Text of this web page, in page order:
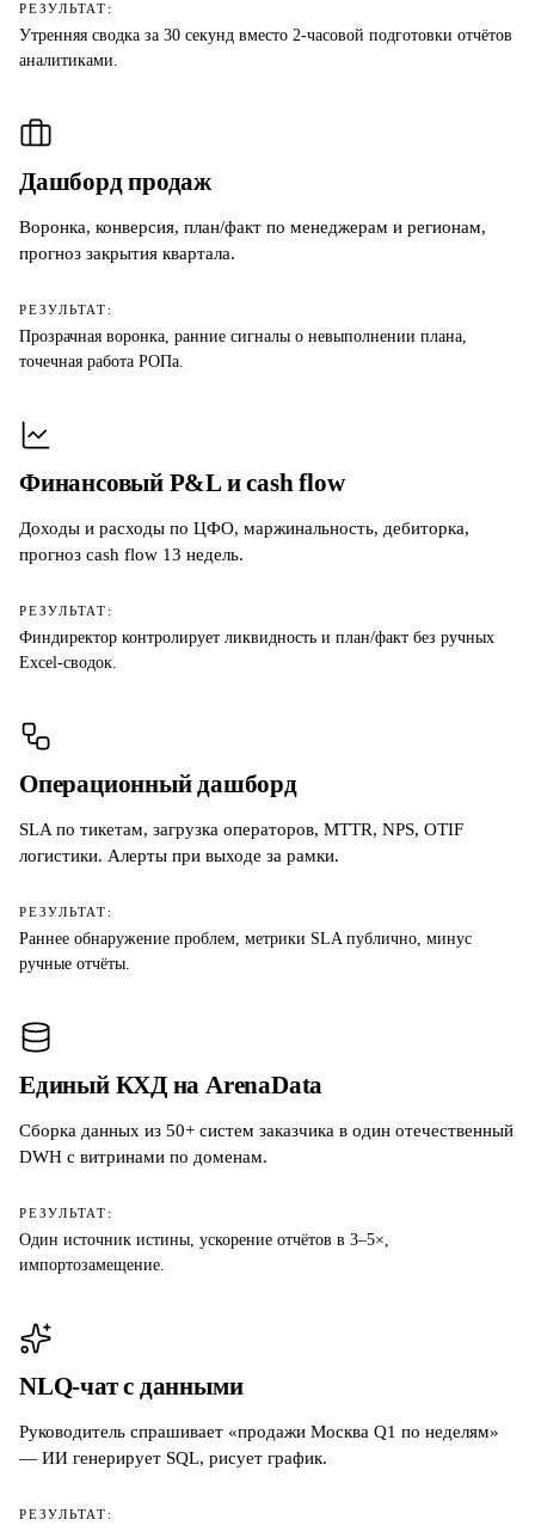
РЕЗУЛЬТАТ:
Утренняя сводка за 30 секунд вместо 2-часовой подготовки отчётов
аналитиками.
Дашборд продаж
Воронка, конверсия, план/факт по менеджерам и регионам,
прогноз закрытия квартала.
РЕЗУЛЬТАТ:
Прозрачная воронка, ранние сигналы о невыполнении плана,
точечная работа РОПа.
Финансовый P&L и cash flow
Доходы и расходы по ЦФО, маржинальность, дебиторка,
прогноз cash flow 13 недель.
РЕЗУЛЬТАТ:
Финдиректор контролирует ликвидность и план/факт без ручных
Excel-сводок.
Операционный дашборд
SLA по тикетам, загрузка операторов, MTTR, NPS, OTIF
логистики. Алерты при выходе за рамки.
РЕЗУЛЬТАТ:
Раннее обнаружение проблем, метрики SLA публично, минус
ручные отчёты.
Единый КХД на ArenaData
Сборка данных из 50+ систем заказчика в один отечественный
DWH с витринами по доменам.
РЕЗУЛЬТАТ:
Один источник истины, ускорение отчётов в 3–5×,
импортозамещение.
NLQ-чат с данными
Руководитель спрашивает «продажи Москва Q1 по неделям»
— ИИ генерирует SQL, рисует график.
РЕЗУЛЬТАТ: